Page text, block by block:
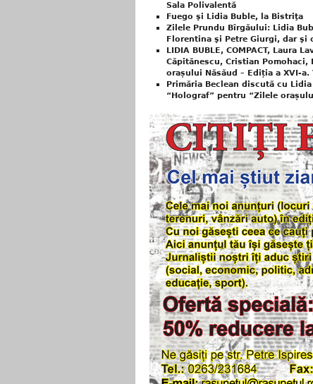
Sala Polivalentă
Fuego şi Lidia Buble, la Bistriţa
Zilele Prundu Bîrgăului: Lidia
Florentina şi Petre Giurgi, dar şi
LIDIA BUBLE, COMPACT, Laura
Căpitănescu, Cristian
orașului Năsăud – Ediția a XVI-
Primăria Beclean discută cu
“Holograf” pentru “Zilele